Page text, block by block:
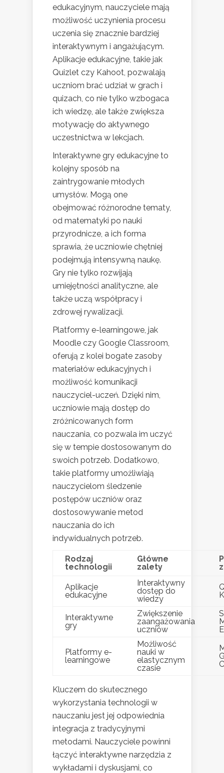
edukacyjnym, nauczyciele mają
możliwość uczynienia procesu
uczenia się znacznie bardziej
interaktywnym i angażującym.
Aplikacje edukacyjne, takie jak
Quizlet czy Kahoot, pozwalają
uczniom brać udział w grach i
quizach, co nie tylko wzbogaca
ich wiedzę, ale także zwiększa
motywację do aktywnego
uczestnictwa w lekcjach.
Interaktywne gry edukacyjne to
kolejny sposób na
zaintrygowanie młodych
umysłów. Mogą one
obejmować różnorodne tematy,
od matematyki po nauki
przyrodnicze, a ich forma
sprawia, że uczniowie chętniej
podejmują intensywną naukę.
Gry nie tylko rozwijają
umiejętności analityczne, ale
także uczą współpracy i
zdrowej rywalizacji.
Platformy e-learningowe, jak
Moodle czy Google Classroom,
oferują z kolei bogate zasoby
materiałów edukacyjnych i
możliwość komunikacji
nauczyciel-uczeń. Dzięki nim,
uczniowie mają dostęp do
zróżnicowanych form
nauczania, co pozwala im uczyć
się w tempie dostosowanym do
swoich potrzeb. Dodatkowo,
takie platformy umożliwiają
nauczycielom śledzenie
postępów uczniów oraz
dostosowywanie metod
nauczania do ich
indywidualnych potrzeb.
Rodzaj
technologii
Główne
zalety
Aplikacje
edukacyjne
Interaktywny
dostęp do
wiedzy
Interaktywne
gry
Zwiększenie
zaangażowania
uczniów
Platformy e-
learningowe
Możliwość
nauki w
elastycznym
czasie
Kluczem do skutecznego
wykorzystania technologii w
nauczaniu jest jej odpowiednia
integracja z tradycyjnymi
metodami. Nauczyciele powinni
łączyć interaktywne narzędzia z
wykładami i dyskusjami, co